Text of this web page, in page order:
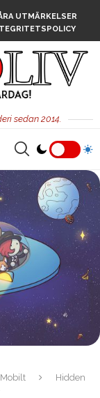
UTMÄRKELSER
sedan 2014.
Mobilt
Hidden